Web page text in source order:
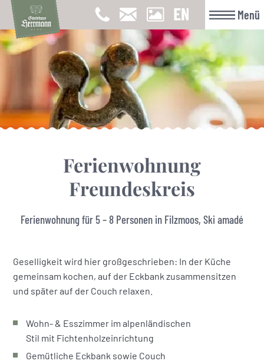
Menü
Ferienwohnung
Freundeskreis
Ferienwohnung für 5 – 8 Personen in Filzmoos, Ski amadé
Geselligkeit wird hier großgeschrieben: In der Küche
gemeinsam kochen, auf der Eckbank zusammensitzen
und später auf der Couch relaxen.
Wohn- & Esszimmer im alpenländischen
Stil mit Fichtenholzeinrichtung
Gemütliche Eckbank sowie Couch